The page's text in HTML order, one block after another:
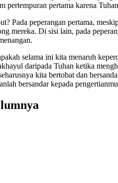
pertempuran pertama karena
Pada peperangan pertama,
mereka. Di sisi lain, pada
selama ini kita menaruh
daripada Tuhan ketika
kita bertobat dan
bersandar kepada